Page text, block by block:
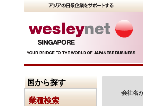
国から探す
業種検索
会社名